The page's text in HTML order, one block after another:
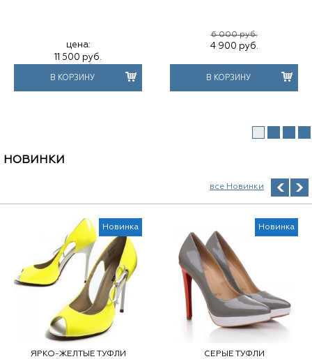
цена:
11 500 руб.
В КОРЗИНУ
6 000 руб.
4 900 руб.
В КОРЗИНУ
НОВИНКИ
все Новинки
Новинка
ЯРКО-ЖЕЛТЫЕ ТУФЛИ
Новинка
СЕРЫЕ ТУФЛИ